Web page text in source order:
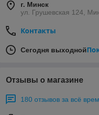
г. Минск
ул. Грушевская 124,
Контакты
Сегодня выходной
Отзывы о магазине
180 отзывов за всё